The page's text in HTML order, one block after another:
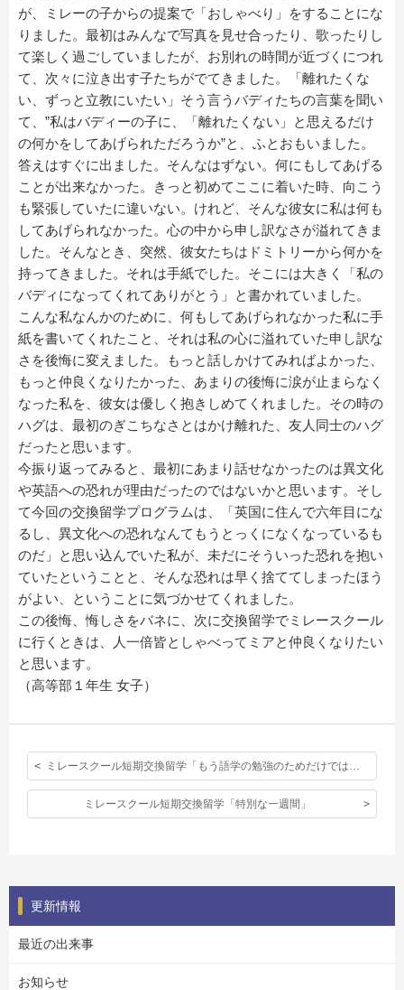
が、ミレーの子からの提案で「おしゃべり」をすることにな
りました。最初はみんなで写真を見せ合ったり、歌ったりし
て楽しく過ごしていましたが、お別れの時間が近づくにつれ
て、次々に泣き出す子たちがでてきました。「離れたくな
い、ずっと立教にいたい」そう言うバディたちの言葉を聞い
て、”私はバディーの子に、「離れたくない」と思えるだけ
の何かをしてあげられただろうか”と、ふとおもいました。
答えはすぐに出ました。そんなはずない。何にもしてあげる
ことが出来なかった。きっと初めてここに着いた時、向こう
も緊張していたに違いない。けれど、そんな彼女に私は何も
してあげられなかった。心の中から申し訳なさが溢れてきま
した。そんなとき、突然、彼女たちはドミトリーから何かを
持ってきました。それは手紙でした。そこには大きく「私の
バディになってくれてありがとう」と書かれていました。
こんな私なんかのために、何もしてあげられなかった私に手
紙を書いてくれたこと、それは私の心に溢れていた申し訳な
さを後悔に変えました。もっと話しかけてみればよかった、
もっと仲良くなりたかった、あまりの後悔に涙が止まらなく
なった私を、彼女は優しく抱きしめてくれました。その時の
ハグは、最初のぎこちなさとはかけ離れた、友人同士のハグ
だったと思います。
今振り返ってみると、最初にあまり話せなかったのは異文化
や英語への恐れが理由だったのではないかと思います。そし
て今回の交換留学プログラムは、「英国に住んで六年目にな
るし、異文化への恐れなんてもうとっくになくなっているも
のだ」と思い込んでいた私が、未だにそういった恐れを抱い
ていたということと、そんな恐れは早く捨ててしまったほう
がよい、ということに気づかせてくれました。
この後悔、悔しさをバネに、次に交換留学でミレースクール
に行くときは、人一倍皆としゃべってミアと仲良くなりたい
と思います。
（高等部１年生 女子）
ミレースクール短期交換留学「特別な一週間」
更新情報
最近の出来事
お知らせ